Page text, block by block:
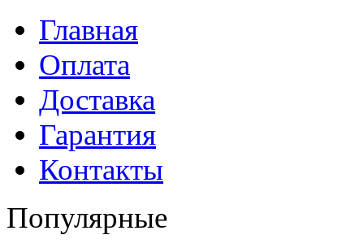
Главная
Оплата
Доставка
Гарантия
Контакты
Популярные